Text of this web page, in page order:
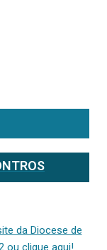
da Diocese de
ou clique aqui!